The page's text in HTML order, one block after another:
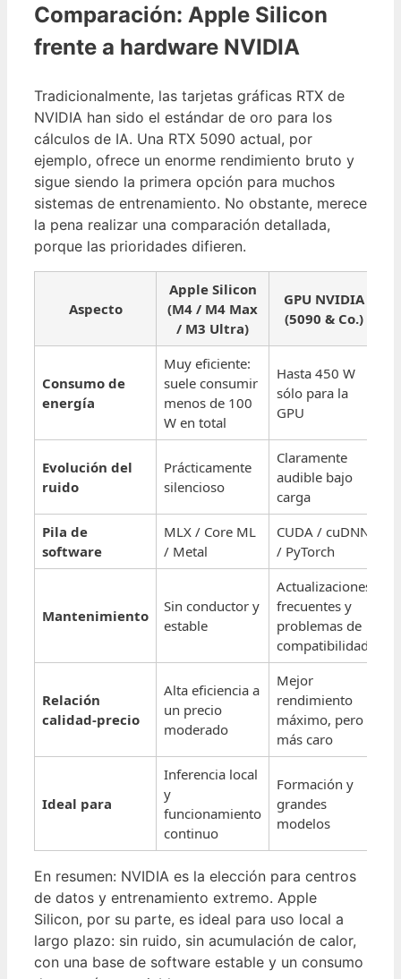
Comparación: Apple Silicon
frente a hardware NVIDIA
Tradicionalmente, las tarjetas gráficas RTX de
NVIDIA han sido el estándar de oro para los
cálculos de IA. Una RTX 5090 actual, por
ejemplo, ofrece un enorme rendimiento bruto y
sigue siendo la primera opción para muchos
sistemas de entrenamiento. No obstante, merece
la pena realizar una comparación detallada,
porque las prioridades difieren.
Aspecto
Apple Silicon
(M4 / M4 Max
/ M3 Ultra)
GPU NVIDIA
(5090 & Co.)
Consumo de
energía
Muy eficiente:
suele consumir
menos de 100
W en total
Hasta 450 W
sólo para la
GPU
Evolución del
ruido
Prácticamente
silencioso
Claramente
audible bajo
carga
Pila de
software
MLX / Core ML
/ Metal
CUDA / cuDNN
/ PyTorch
Mantenimiento
Sin conductor y
estable
Actualizaciones
frecuentes y
problemas de
compatibilidad
Relación
calidad-precio
Alta eficiencia a
un precio
moderado
Mejor
rendimiento
máximo, pero
más caro
Ideal para
Inferencia local
y
funcionamiento
continuo
Formación y
grandes
modelos
En resumen: NVIDIA es la elección para centros
de datos y entrenamiento extremo. Apple
Silicon, por su parte, es ideal para uso local a
largo plazo: sin ruido, sin acumulación de calor,
con una base de software estable y un consumo